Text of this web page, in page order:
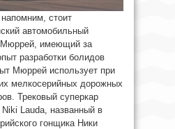
стоит
автомобильный
Мюррей, имеющий за
разработки болидов
Мюррей использует при
мелкосерийных дорожных
Трековый суперкар
Lauda, названный в
гонщика Ники